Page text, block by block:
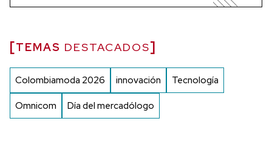
TEMAS DESTACADOS
Colombiamoda 2026 innovación Tecnología
Omnicom Día del mercadólogo